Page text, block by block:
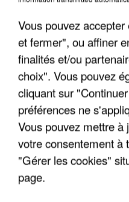
INCENDIES : L’ÎLE-DE-
DE SOLIDARITÉ AVEC
Vous pouvez
et fermer", ou affiner
finalités et/ou
choix". Vous pouvez
cliquant sur
préférences ne
Vous pouvez mettre à
votre consentement à
"Gérer les cookies"
page.